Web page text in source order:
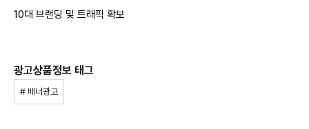
10대 브랜딩 및 트래픽 확보
광고상품정보 태그
# 배너광고